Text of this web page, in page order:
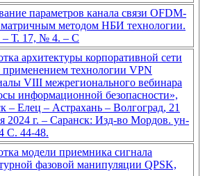
параметров канала связи OFDM-
методом НБИ технологии.
– Т. 17, № 4. – С
архитектуры корпоративной сети
применением технологии VPN
VIII межрегионального вебинара
информационной безопасности»,
– Елец – Астрахань – Волгоград, 21
2024 г. – Саранск: Изд-во Мордов. ун-
С. 44-48.
модели приемника сигнала
фазовой манипуляции QPSK,